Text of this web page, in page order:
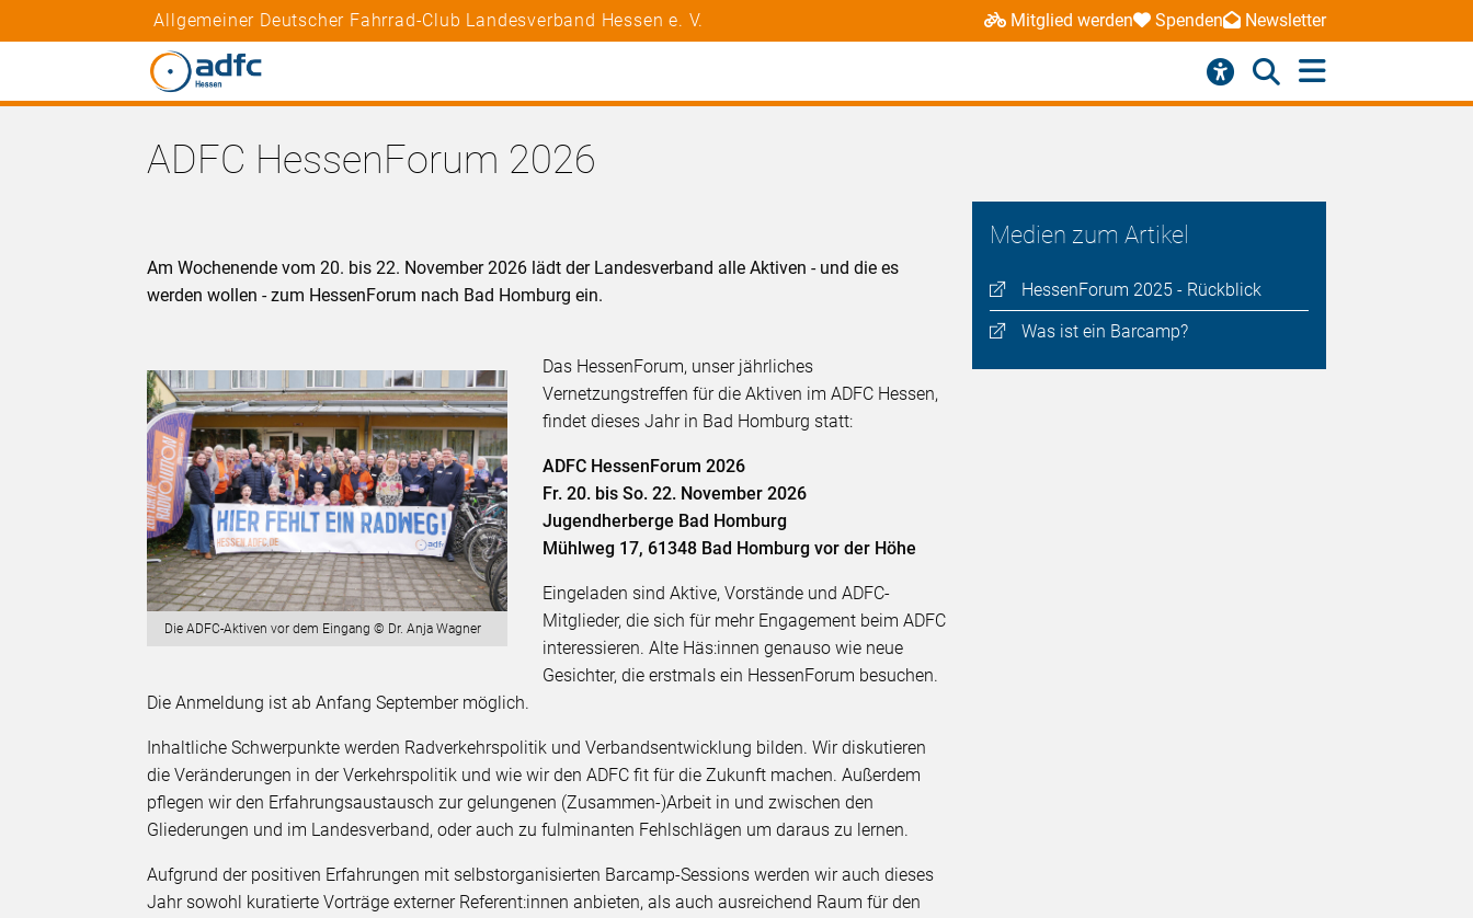
Allgemeiner Deutscher Fahrrad-Club Landesverband Hessen e. V. Mitglied werden Spenden Newsletter
ADFC HessenForum 2026
Medien zum Artikel
HessenForum 2025 - Rückblick
Was ist ein Barcamp?
Am Wochenende vom 20. bis 22. November 2026 lädt der Landesverband alle Aktiven - und die es
werden wollen - zum HessenForum nach Bad Homburg ein.
Die ADFC-Aktiven vor dem Eingang © Dr. Anja Wagner
Das HessenForum, unser jährliches
Vernetzungstreffen für die Aktiven im ADFC Hessen,
findet dieses Jahr in Bad Homburg statt:
ADFC HessenForum 2026
Fr. 20. bis So. 22. November 2026
Jugendherberge Bad Homburg
Mühlweg 17, 61348 Bad Homburg vor der Höhe
Eingeladen sind Aktive, Vorstände und ADFC-
Mitglieder, die sich für mehr Engagement beim ADFC
interessieren. Alte Häs:innen genauso wie neue
Gesichter, die erstmals ein HessenForum besuchen.
Die Anmeldung ist ab Anfang September möglich.
Inhaltliche Schwerpunkte werden Radverkehrspolitik und Verbandsentwicklung bilden. Wir diskutieren
die Veränderungen in der Verkehrspolitik und wie wir den ADFC fit für die Zukunft machen. Außerdem
pflegen wir den Erfahrungsaustausch zur gelungenen (Zusammen-)Arbeit in und zwischen den
Gliederungen und im Landesverband, oder auch zu fulminanten Fehlschlägen um daraus zu lernen.
Aufgrund der positiven Erfahrungen mit selbstorganisierten Barcamp-Sessions werden wir auch dieses
Jahr sowohl kuratierte Vorträge externer Referent:innen anbieten, als auch ausreichend Raum für den